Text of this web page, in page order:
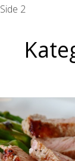
Side 2